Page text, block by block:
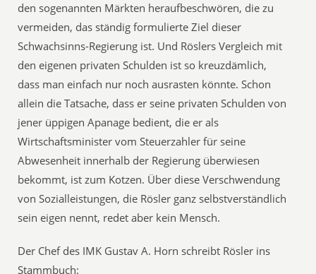
den sogenannten Märkten heraufbeschwören, die zu
vermeiden, das ständig formulierte Ziel dieser
Schwachsinns-Regierung ist. Und Röslers Vergleich mit
den eigenen privaten Schulden ist so kreuzdämlich,
dass man einfach nur noch ausrasten könnte. Schon
allein die Tatsache, dass er seine privaten Schulden von
jener üppigen Apanage bedient, die er als
Wirtschaftsminister vom Steuerzahler für seine
Abwesenheit innerhalb der Regierung überwiesen
bekommt, ist zum Kotzen. Über diese Verschwendung
von Sozialleistungen, die Rösler ganz selbstverständlich
sein eigen nennt, redet aber kein Mensch.
Der Chef des IMK Gustav A. Horn schreibt Rösler ins
Stammbuch: